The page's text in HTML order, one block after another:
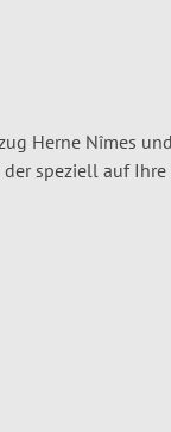
Herne Nîmes
der speziell auf